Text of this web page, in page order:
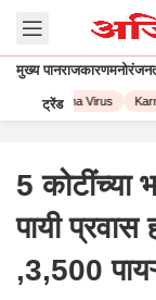
मुख्य पानराजकारणमनोरंजन
ट्रेंड
Corona Virus
5 कोटींच्या
पायी
,3,500